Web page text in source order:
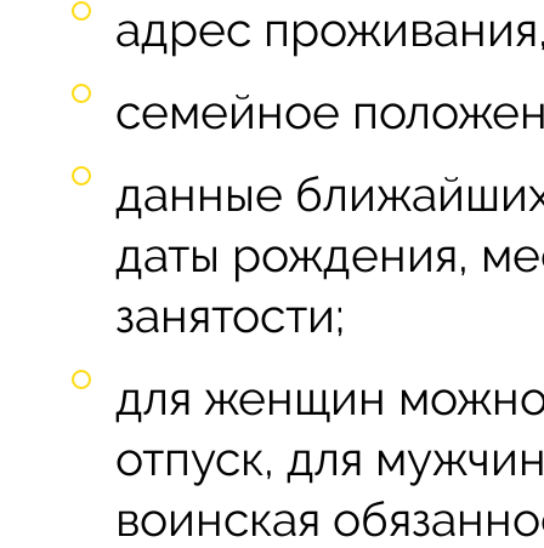
адрес
семейное
данные
даты рождения,
занятости;
для женщин можно
отпуск, для
воинская